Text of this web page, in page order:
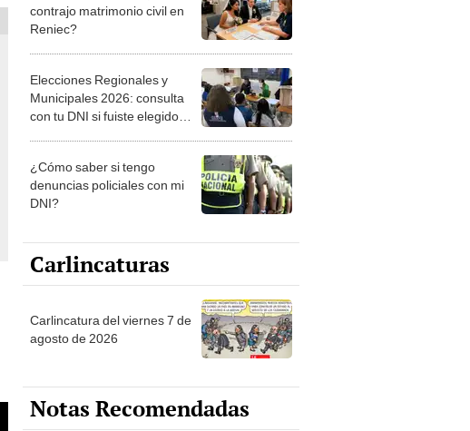
contrajo matrimonio civil en
Reniec?
Elecciones Regionales y
Municipales 2026: consulta
con tu DNI si fuiste elegido
la ONPE
¿Cómo saber si tengo
denuncias policiales con mi
DNI?
Carlincaturas
Carlincatura del viernes 7 de
agosto de 2026
Notas Recomendadas